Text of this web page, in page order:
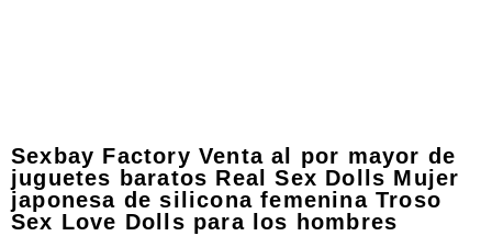
Sexbay Factory Venta al por mayor de
juguetes baratos Real Sex Dolls Mujer
japonesa de silicona femenina Troso
Sex Love Dolls para los hombres